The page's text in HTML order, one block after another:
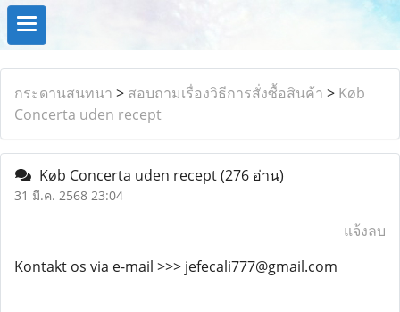
กระดานสนทนา > สอบถามเรื่องวิธีการสั่งซื้อสินค้า > Køb
Concerta uden recept
Køb Concerta uden recept(276 อ่าน)
31 มี.ค. 2568 23:04
แจ้งลบ
Kontakt os via e-mail >>> jefecali777@gmail.com